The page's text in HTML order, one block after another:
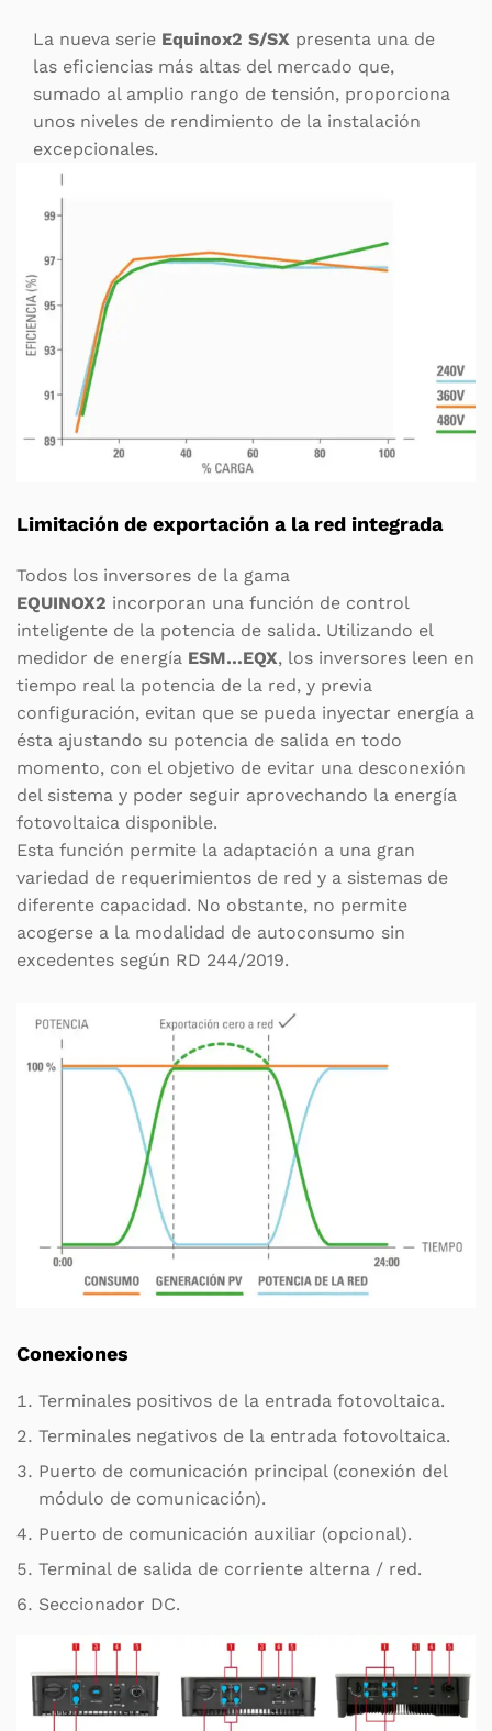
La nueva serie Equinox2 S/SX presenta una de
las eficiencias más altas del mercado que,
sumado al amplio rango de tensión, proporciona
unos niveles de rendimiento de la instalación
excepcionales.
Limitación de exportación a la red integrada
Todos los inversores de la gama
EQUINOX2 incorporan una función de control
inteligente de la potencia de salida. Utilizando el
medidor de energía ESM…EQX, los inversores leen en
tiempo real la potencia de la red, y previa
configuración, evitan que se pueda inyectar energía a
ésta ajustando su potencia de salida en todo
momento, con el objetivo de evitar una desconexión
del sistema y poder seguir aprovechando la energía
fotovoltaica disponible.
Esta función permite la adaptación a una gran
variedad de requerimientos de red y a sistemas de
diferente capacidad. No obstante, no permite
acogerse a la modalidad de autoconsumo sin
excedentes según RD 244/2019.
Conexiones
Terminales positivos de la entrada fotovoltaica.
Terminales negativos de la entrada fotovoltaica.
Puerto de comunicación principal (conexión del
módulo de comunicación).
Puerto de comunicación auxiliar (opcional).
Terminal de salida de corriente alterna / red.
Seccionador DC.